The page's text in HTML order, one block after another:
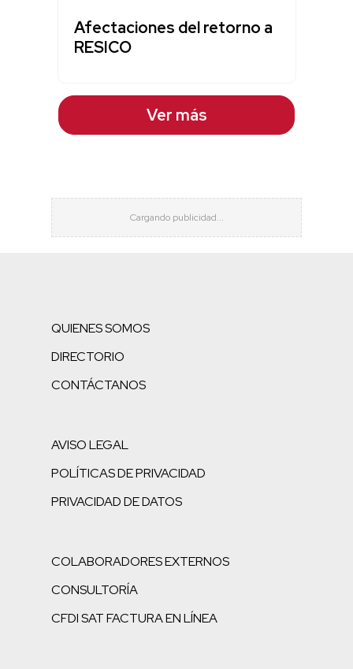
Afectaciones del retorno a
RESICO
Ver más
QUIENES SOMOS
DIRECTORIO
CONTÁCTANOS
AVISO LEGAL
POLÍTICAS DE PRIVACIDAD
PRIVACIDAD DE DATOS
COLABORADORES EXTERNOS
CONSULTORÍA
CFDI SAT FACTURA EN LÍNEA